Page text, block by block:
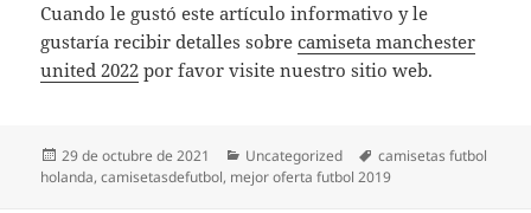
Cuando le gustó este artículo informativo y le
gustaría recibir detalles sobrecamiseta manchester
united 2022 por favor visite nuestro sitio web.
Publicado
el
29 de octubre de 2021 Categorías
Uncategorized Etiquetas
camisetas futbol
holanda,camisetasdefutbol, mejor oferta futbol 2019